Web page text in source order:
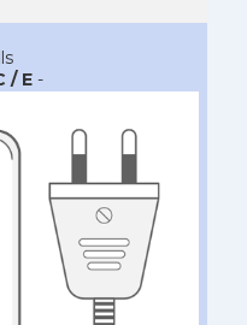
/ E-